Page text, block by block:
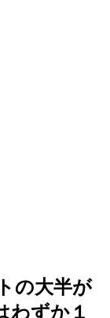
の大半が
わずか１